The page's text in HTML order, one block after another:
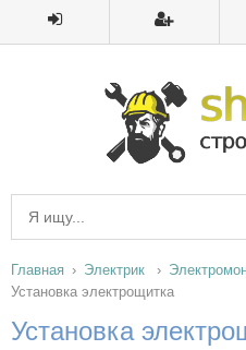
Главная Электрик
Установка электрощитка
Установка